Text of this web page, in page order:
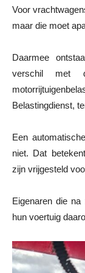
Voor
maar die moet
Daarmee
verschil met
Belastingdienst,
Een
niet. Dat
zijn vrijgesteld
Eigenaren die
hun voertuig